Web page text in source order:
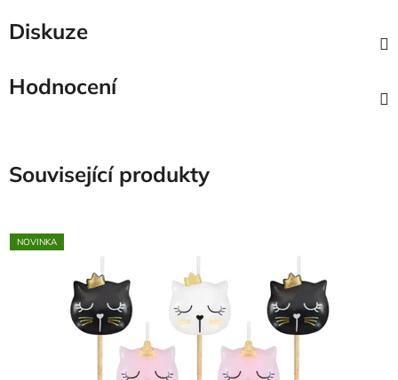
Diskuze
Hodnocení
Související produkty
NOVINKA